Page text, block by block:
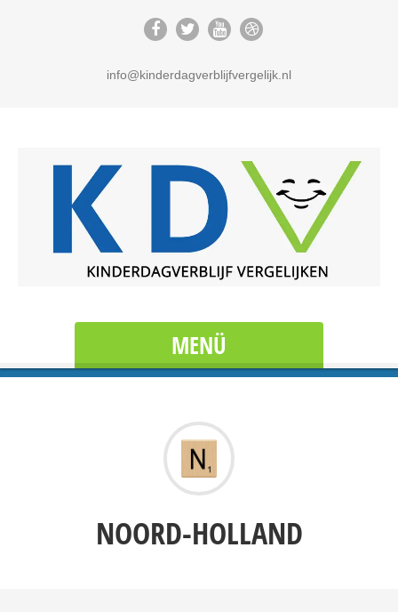
info@kinderdagverblijfvergelijk.nl
MENÜ
NOORD-HOLLAND